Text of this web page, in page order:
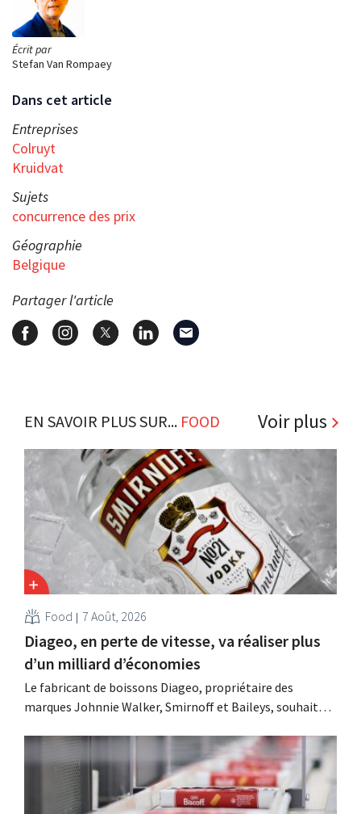
Écrit par
Stefan Van Rompaey
Dans cet article
Entreprises
Colruyt
Kruidvat
Sujets
concurrence des prix
Géographie
Belgique
Partager l'article
EN SAVOIR PLUS SUR... FOOD Voir plus
Food 7 Août, 2026
Diageo, en perte de vitesse, va réaliser plus
d’un milliard d’économies
Le fabricant de boissons Diageo, propriétaire des
marques Johnnie Walker, Smirnoff et Baileys, souhaite,
considérablement ses coûts tout en investissant dans la
croissance, notamment pour Guinness et les cocktails
prêts à boire.